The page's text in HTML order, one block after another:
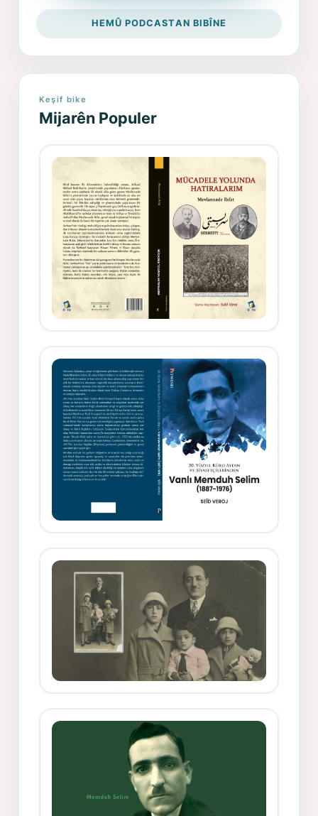
HEMÛ PODCASTAN BIBÎNE
Keşif bike
Mijarên Populer